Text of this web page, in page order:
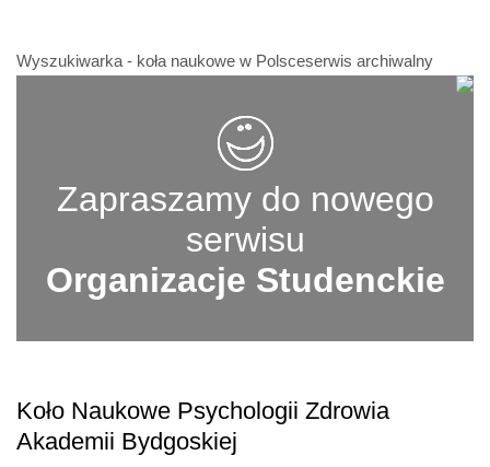
Wyszukiwarka - koła naukowe w Polsceserwis archiwalny
Zapraszamy do nowego
serwisu
Organizacje Studenckie
Koło Naukowe Psychologii Zdrowia
Akademii Bydgoskiej